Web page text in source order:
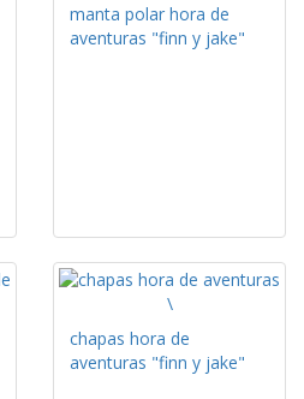
manta polar hora de
aventuras "finn y jake"
chapas hora de
aventuras "finn y jake"